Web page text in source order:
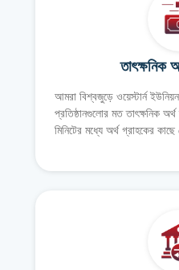
তাৎক্ষনিক
আমরা বিশ্বজুড়ে ওয়েস্টার্ন
প্রতিষ্ঠানগুলোর মত তাৎক্ষনিক
মিনিটের মধ্যে অর্থ গ্রাহকের